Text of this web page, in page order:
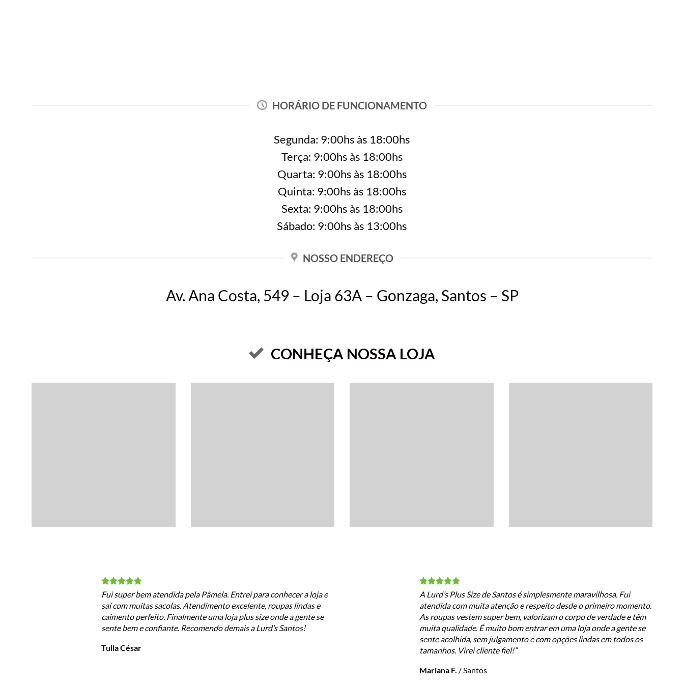
HORÁRIO DE FUNCIONAMENTO
Segunda: 9:00hs às 18:00hs
Terça: 9:00hs às 18:00hs
Quarta: 9:00hs às 18:00hs
Quinta: 9:00hs às 18:00hs
Sexta: 9:00hs às 18:00hs
Sábado: 9:00hs às 13:00hs
NOSSO ENDEREÇO
Av. Ana Costa, 549 – Loja 63A – Gonzaga, Santos – SP
CONHEÇA NOSSA LOJA
Fui super bem atendida pela Pâmela. Entrei para conhecer a loja e
saí com muitas sacolas. Atendimento excelente, roupas lindas e
caimento perfeito. Finalmente uma loja plus size onde a gente se
sente bem e confiante. Recomendo demais a Lurd’s Santos!
Tulla César
A Lurd’s Plus Size de Santos é simplesmente maravilhosa. Fui
atendida com muita atenção e respeito desde o primeiro momento.
As roupas vestem super bem, valorizam o corpo de verdade e têm
muita qualidade. É muito bom entrar em uma loja onde a gente se
sente acolhida, sem julgamento e com opções lindas em todos os
tamanhos. Virei cliente fiel!”
Mariana F. /Santos